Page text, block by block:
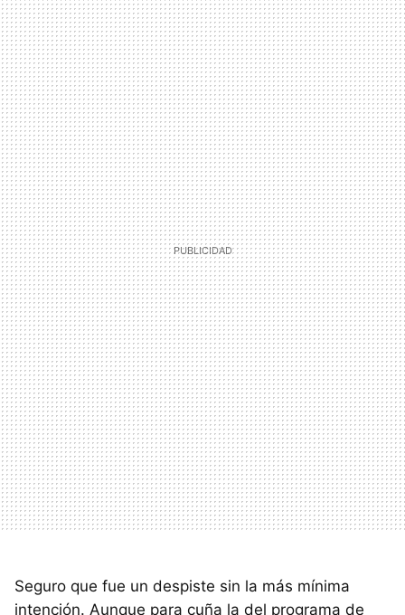
Seguro que fue un despiste sin la más mínima
intención. Aunque para cuña la del programa de